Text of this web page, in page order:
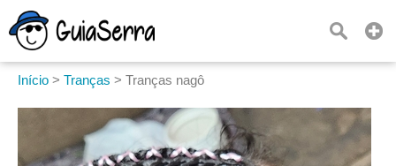
Início > Tranças > Tranças nagô